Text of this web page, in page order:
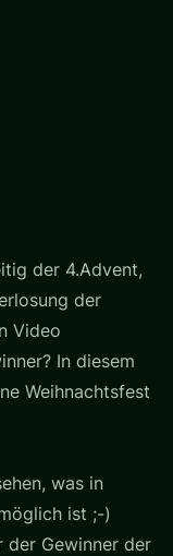
der 4.Advent,
der
Video
In diesem
Weihnachtsfest
was in
ist ;-)
Gewinner der